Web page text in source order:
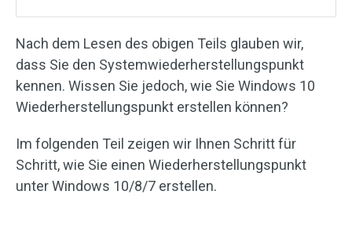
Nach dem Lesen des obigen Teils glauben wir,
dass Sie den Systemwiederherstellungspunkt
kennen. Wissen Sie jedoch, wie Sie Windows 10
Wiederherstellungspunkt erstellen können?
Im folgenden Teil zeigen wir Ihnen Schritt für
Schritt, wie Sie einen Wiederherstellungspunkt
unter Windows 10/8/7 erstellen.